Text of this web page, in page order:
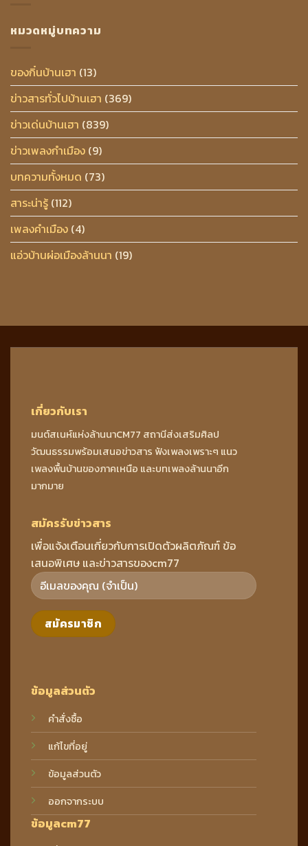
หมวดหมู่บทความ
ของกิ๋นบ้านเฮา (13)
ข่าวสารทั่วไปบ้านเฮา (369)
ข่าวเด่นบ้านเฮา (839)
ข่าวเพลงกำเมือง (9)
บทความทั้งหมด (73)
สาระน่ารู้ (112)
เพลงคำเมือง (4)
แอ่วบ้านผ่อเมืองล้านนา (19)
เกี่ยวกับเรา
มนต์สเนห์แห่งล้านนาCM77 สถานีส่งเสริมศิลป
วัฒนธรรมพร้อมเสนอข่าวสาร ฟังเพลงเพราะๆ แนว
เพลงพื้นบ้านของภาคเหนือ และบทเพลงล้านนาอีก
มากมาย
ข้อมูลส่วนตัว
คำสั่งซื้อ
แก้ไขที่อยู่
ข้อมูลส่วนตัว
ออกจากระบบ
ข้อมูลcm77
สมัครรับข่าวสาร
เพื่อแจ้งเตือนเกี่ยวกับการเปิดตัวผลิตภัณฑ์ ข้อ
เสนอพิเศษ และข่าวสารของcm77